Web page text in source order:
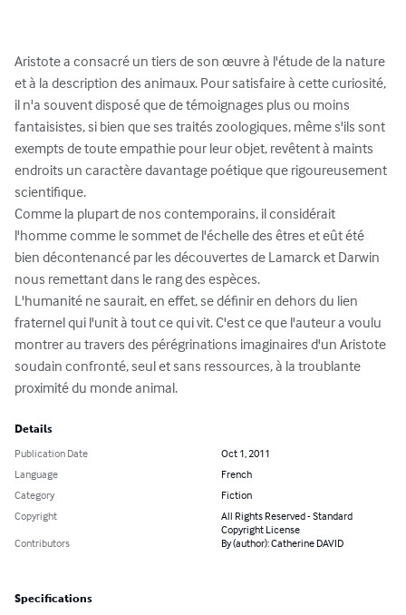
Aristote a consacré un tiers de son œuvre à l'étude de la nature
et à la description des animaux. Pour satisfaire à cette curiosité,
il n'a souvent disposé que de témoignages plus ou moins
fantaisistes, si bien que ses traités zoologiques, même s'ils sont
exempts de toute empathie pour leur objet, revêtent à maints
endroits un caractère davantage poétique que rigoureusement
scientifique.
Comme la plupart de nos contemporains, il considérait
l'homme comme le sommet de l'échelle des êtres et eût été
bien décontenancé par les découvertes de Lamarck et Darwin
nous remettant dans le rang des espèces.
L'humanité ne saurait, en effet, se définir en dehors du lien
fraternel qui l'unit à tout ce qui vit. C'est ce que l'auteur a voulu
montrer au travers des pérégrinations imaginaires d'un Aristote
soudain confronté, seul et sans ressources, à la troublante
proximité du monde animal.
Details
Publication Date
Oct 1, 2011
Language
French
Category
Fiction
Copyright
All Rights Reserved - Standard
Copyright License
Contributors
By (author): Catherine DAVID
Specifications